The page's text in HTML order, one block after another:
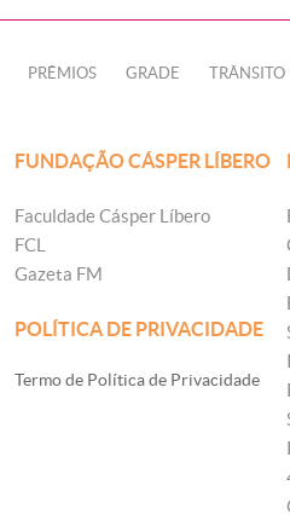
PRÊMIOS GRADE TRÂNSITO
FUNDAÇÃO CÁSPER LÍBERO
Faculdade Cásper Líbero
FCL
Gazeta FM
POLÍTICA DE PRIVACIDADE
Termo de Política de Privacidade